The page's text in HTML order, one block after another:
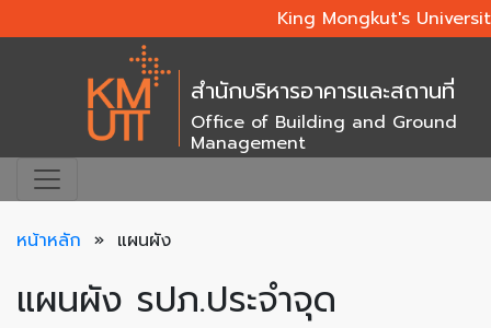
King Mongkut's
สำนักบริหารอาคารและสถานที่
Office of Building and Ground
Management
หน้าหลัก » แผนผัง
แผนผัง รปภ.ประจำจุด